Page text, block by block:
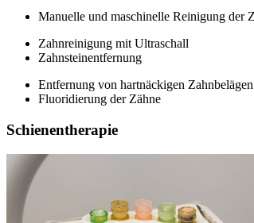
Manuelle und maschinelle Reinigung der
Zahnreinigung mit Ultraschall
Zahnsteinentfernung
Entfernung von hartnäckigen
Fluoridierung der Zähne
Schienentherapie